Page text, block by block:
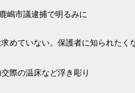
嶋市議逮捕で明るみに
めていない。保護者に知られた
際の温床など浮き彫り